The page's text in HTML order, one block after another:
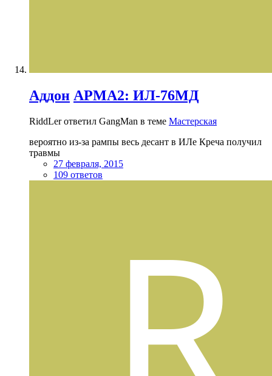
Аддон АРМА2: ИЛ-76МД
RiddLer ответил GangMan в теме Мастерская
вероятно из-за рампы весь десант в ИЛе Креча получил
травмы
27 февраля, 2015
109 ответов